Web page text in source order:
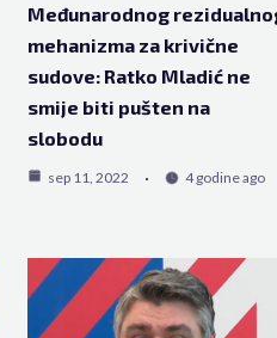
Međunarodnog
mehanizma za krivične
sudove: Ratko Mladić ne
smije biti pušten na
slobodu
sep 11, 2022 4 godine ago